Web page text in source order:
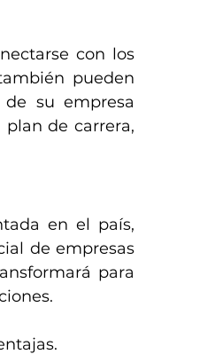
con los
pueden
su empresa
de carrera,
en el país,
de empresas
para